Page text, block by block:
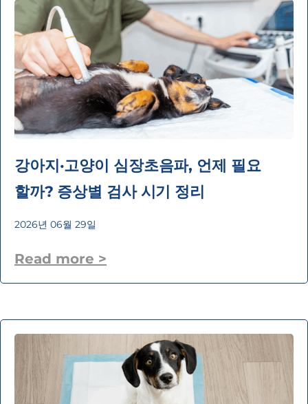
강아지·고양이 심장초음파, 언제 필요
할까? 증상별 검사 시기 정리
2026년 06월 29일
Read more >